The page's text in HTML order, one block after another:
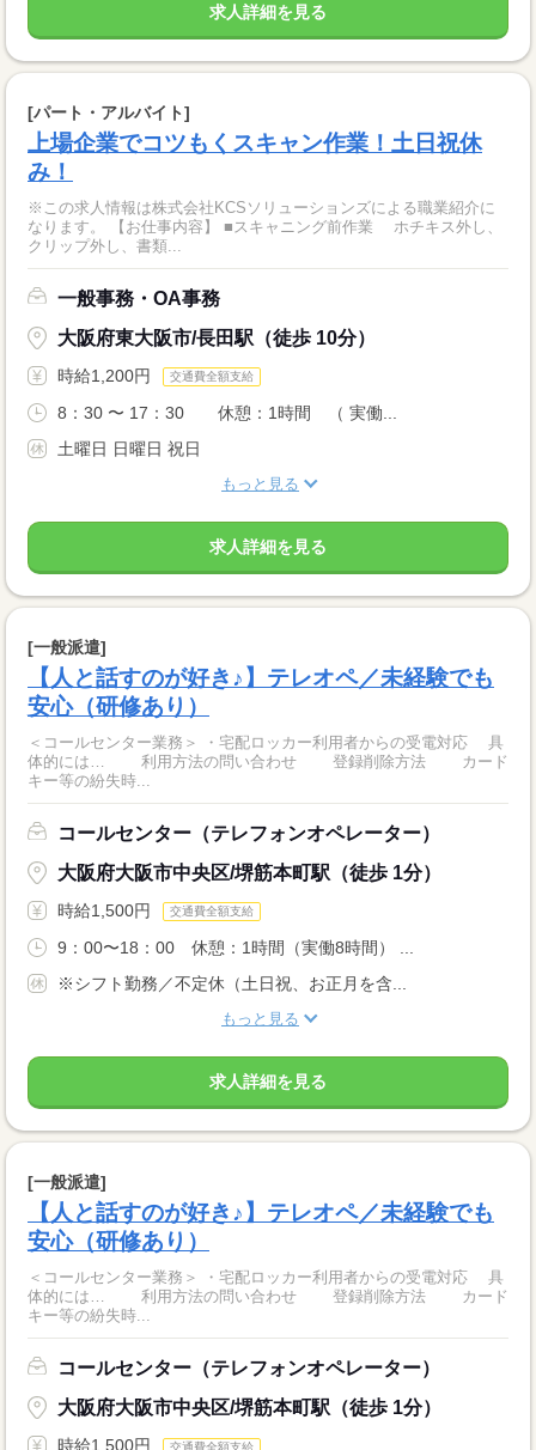
求人詳細を見る
[パート・アルバイト]
上場企業でコツもくスキャン作業！土日祝休
み！
※この求人情報は株式会社KCSソリューションズによる職業紹介に
なります。 【お仕事内容】 ■スキャニング前作業 ホチキス外し、
クリップ外し、書類...
一般事務・OA事務
大阪府東大阪市/長田駅（徒歩 10分）
時給1,200円 交通費全額支給
8：30 〜 17：30 休憩：1時間 （ 実働...
土曜日 日曜日 祝日
もっと見る
求人詳細を見る
[一般派遣]
【人と話すのが好き♪】テレオペ／未経験でも
安心（研修あり）
＜コールセンター業務＞ ・宅配ロッカー利用者からの受電対応 具
体的には… 利用方法の問い合わせ 登録削除方法 カード
キー等の紛失時...
コールセンター（テレフォンオペレーター）
大阪府大阪市中央区/堺筋本町駅（徒歩 1分）
時給1,500円 交通費全額支給
9：00〜18：00 休憩：1時間（実働8時間） ...
※シフト勤務／不定休（土日祝、お正月を含...
もっと見る
求人詳細を見る
[一般派遣]
【人と話すのが好き♪】テレオペ／未経験でも
安心（研修あり）
＜コールセンター業務＞ ・宅配ロッカー利用者からの受電対応 具
体的には… 利用方法の問い合わせ 登録削除方法 カード
キー等の紛失時...
コールセンター（テレフォンオペレーター）
大阪府大阪市中央区/堺筋本町駅（徒歩 1分）
時給1,500円 交通費全額支給